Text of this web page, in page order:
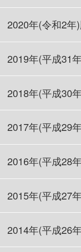
2020年(令和2年)
2019年(平成31
2018年(平成30
2017年(平成29
2016年(平成28
2015年(平成27
2014年(平成26